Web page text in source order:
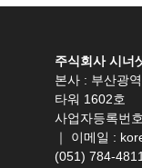
주식회사 시너
본사 : 부산광
타워 1602호
사업자등록번
｜ 이메일 :
(051) 784-4811